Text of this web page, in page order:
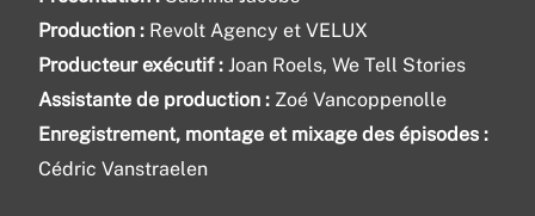
Production : Revolt Agency et VELUX
Producteur exécutif : Joan Roels, We Tell Stories
Assistante de production : Zoé Vancoppenolle
Enregistrement, montage et mixage des épisodes :
Cédric Vanstraelen